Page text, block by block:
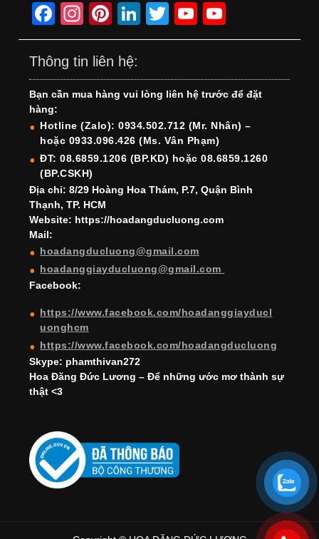
F
a
c
e
b
o
o
k
In
st
a
gr
a
m
Pi
nt
er
e
st
Li
n
e
dI
n
T
wi
er
Y
o
T
u
b
e
o
T
u
b
e
h
Thông tin liên hệ:
Bạn cần mua hàng vui lòng liên hệ trước để đặt
hàng:
Hotline (Zalo): 0934.502.712 (Mr. Nhân) –
hoặc 0933.096.426 (Ms. Vân Phạm)
ĐT: 08.6859.1206 (BP.KD) hoặc 08.6859.1260
(BP.CSKH)
Địa chỉ: 8/29 Hoàng Hoa Thám, P.7, Quận Bình
Thạnh, TP. HCM
Website: https://hoadangducluong.com
Mail:
hoadangducluong@gmail.com
hoadanggiayducluong@gmail.com
Facebook:
https://www.facebook.com/hoadanggiayducl
uonghcm
https://www.facebook.com/hoadangducluong
Skype: phamthivan272
Hoa Đăng Đức Lương – Để những ước mơ thành sự
thật <3